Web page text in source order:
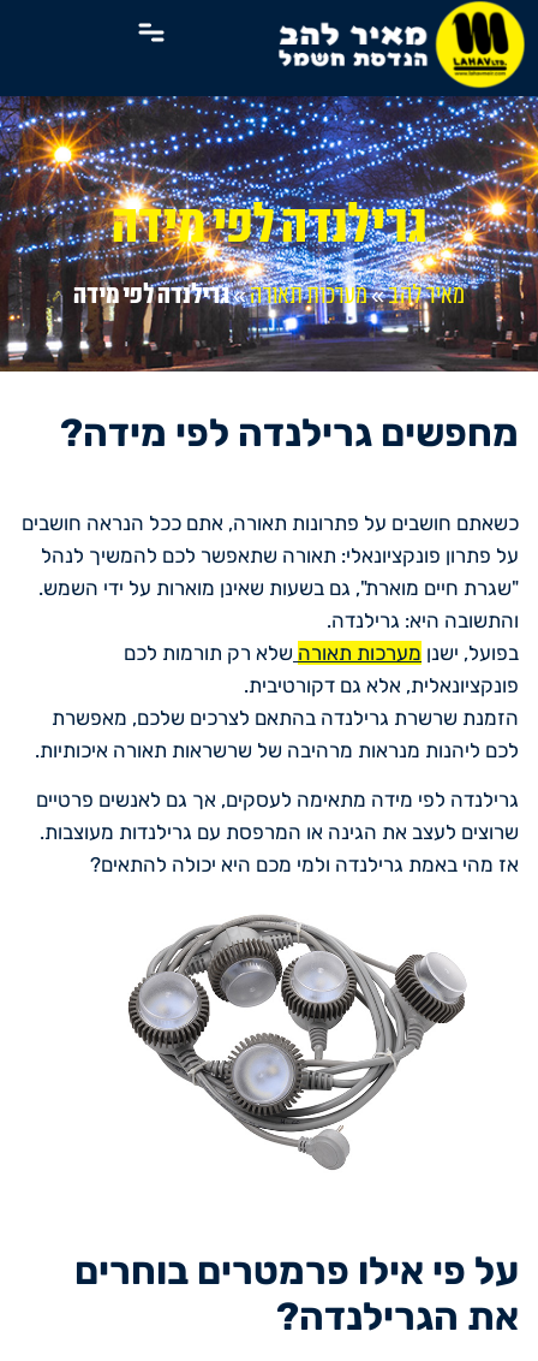
גרילנדה לפי מידה
מאיר להב»מערכות תאורה»גרילנדה לפי מידה
מחפשים גרילנדה לפי מידה?
כשאתם חושבים על פתרונות תאורה, אתם ככל הנראה חושבים
על פתרון פונקציונאלי: תאורה שתאפשר לכם להמשיך לנהל
"שגרת חיים מוארת", גם בשעות שאינן מוארות על ידי השמש.
והתשובה היא: גרילנדה.
בפועל, ישנן מערכות תאורה שלא רק תורמות לכם
פונקציונאלית, אלא גם דקורטיבית.
הזמנת שרשרת גרילנדה בהתאם לצרכים שלכם, מאפשרת
לכם ליהנות מנראות מרהיבה של שרשראות תאורה איכותיות.
גרילנדה לפי מידה מתאימה לעסקים, אך גם לאנשים פרטיים
שרוצים לעצב את הגינה או המרפסת עם גרילנדות מעוצבות.
אז מהי באמת גרילנדה ולמי מכם היא יכולה להתאים?
על פי אילו פרמטרים בוחרים
את הגרילנדה?